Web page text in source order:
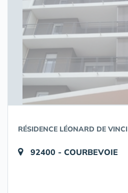
RÉSIDENCE LÉONARD DE VINCI
92400 - COURBEVOIE